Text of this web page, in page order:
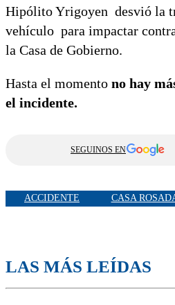
Hipólito Yrigoyen desvió la
vehículo para impactar
la Casa de Gobierno.
Hasta el momento no hay
el incidente.
SEGUINOS EN
ACCIDENTE CASA
LAS MÁS LEÍDAS